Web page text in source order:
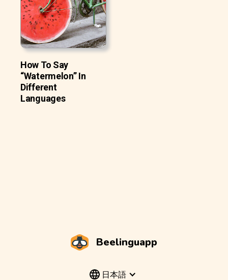
How To Say
“Watermelon” In
Different
Languages
Beelinguapp
日本語